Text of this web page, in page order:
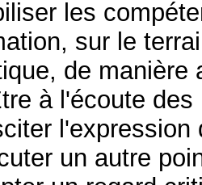
les
sur le
de manière
à l'écoute
l'expression
un autre